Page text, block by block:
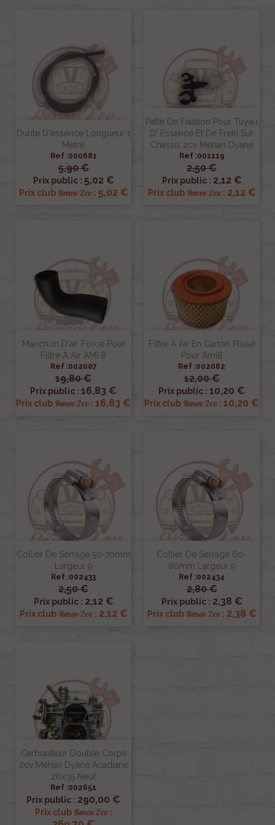
Durite D'essence Longueur 1
Mètre
Ref :000681
5,90 €
Prix public : 5,02 €
Prix club Renov 2cv: 5,02 €
Patte De Fixation Pour Tuyau
D' Essence Et De Frein Sur
Châssis 2cv Méhari Dyane
Ref :001119
2,50 €
Prix public : 2,12 €
Prix club Renov 2cv: 2,12 €
Manchon D'air Forcé Pour
Filtre À Air AMI 8
Ref :002007
19,80 €
Prix public : 16,83 €
Prix club Renov 2cv : 16,83 €
Filtre À Air En Carton Plissé
Pour Ami8
Ref :002062
12,00 €
Prix public : 10,20 €
Prix club Renov 2cv : 10,20 €
Collier De Serrage 50-70mm
Largeur 9
Ref :002433
2,50 €
Prix public : 2,12 €
Prix club Renov 2cv: 2,12 €
Collier De Serrage 60-
80mm Largeur 9
Ref :002434
2,80 €
Prix public : 2,38 €
Prix club Renov 2cv: 2,38 €
Carburateur Double Corps
2cv Méhari Dyane Acadiane
26x35 Neuf
Ref :002651
Prix public : 290,00 €
Prix club Renov 2cv: